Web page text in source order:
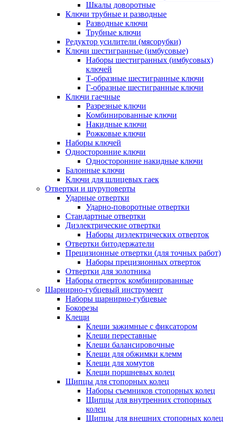
Шкалы доворотные
Ключи трубные и разводные
Разводные ключи
Трубные ключи
Редуктор усилители (мясорубки)
Ключи шестигранные (имбусовые)
Наборы шестигранных (имбусовых)
ключей
Т-образные шестигранные ключи
Г-образные шестигранные ключи
Ключи гаечные
Разрезные ключи
Комбинированные ключи
Накидные ключи
Рожковые ключи
Наборы ключей
Односторонние ключи
Односторонние накидные ключи
Балонные ключи
Ключи для шлицевых гаек
Отвертки и шуруповерты
Ударные отвертки
Ударно-поворотные отвертки
Стандартные отвертки
Диэлектрические отвертки
Наборы диэлектрических отверток
Отвертки битодержатели
Прецизионные отвертки (для точных работ)
Наборы прецизионных отверток
Отвертки для золотника
Наборы отверток комбинированные
Шарнирно-губцевый инструмент
Наборы шарнирно-губцевые
Бокорезы
Клещи
Клещи зажимные с фиксатором
Клещи переставные
Клещи балансировочные
Клещи для обжимки клемм
Клещи для хомутов
Клещи поршневых колец
Щипцы для стопорных колец
Наборы съемников стопорных колец
Щипцы для внутренних стопорных
колец
Щипцы для внешних стопорных колец